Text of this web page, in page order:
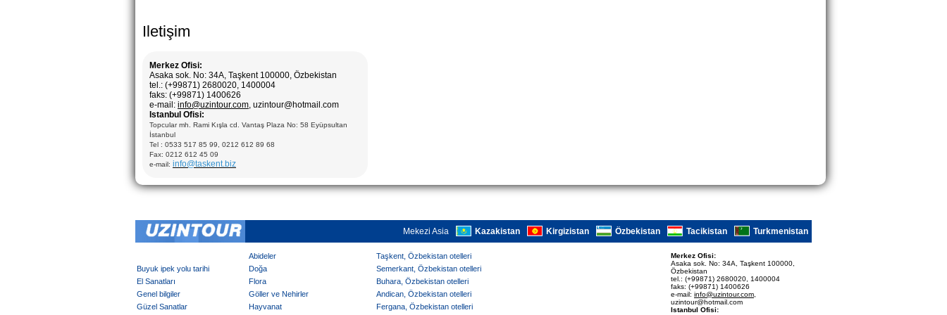
Iletişim
Merkez Ofisi:
Asaka sok. No: 34A, Taşkent 100000, Özbekistan
tel.: (+99871) 2680020, 1400004
faks: (+99871) 1400626
e-mail: info@uzintour.com, uzintour@hotmail.com
Istanbul Ofisi:
Topcular mh. Rami Kışla cd. Vantaş Plaza No: 58 Eyüpsultan
İstanbul
Tel : 0533 517 85 99, 0212 612 89 68
Fax: 0212 612 45 09
e-mail: info@taskent.biz
Mekezi Asia Kazakistan Kirgizistan Özbekistan Tacikistan Turkmenistan
Abideler
Buyuk ipek yolu tarihi
Doğa
El Sanatları
Flora
Genel bilgiler
Göller ve Nehirler
Güzel Sanatlar
Hayvanat
Taşkent, Özbekistan otelleri
Semerkant, Özbekistan otelleri
Buhara, Özbekistan otelleri
Andican, Özbekistan otelleri
Fergana, Özbekistan otelleri
Merkez Ofisi:
Asaka sok. No: 34A, Taşkent 100000,
Özbekistan
tel.: (+99871) 2680020, 1400004
faks: (+99871) 1400626
e-mail: info@uzintour.com
uzintour@hotmail.com
Istanbul Ofisi: